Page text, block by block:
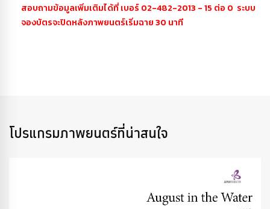
สอบถามข้อมูลเพิ่มเติมได้ที่ เบอร์ 02-482-2013 - 15 ต่อ 0 ระบบ
จองบัตรจะปิดหลังภาพยนตร์เริ่มฉาย 30 นาที
โปรแกรมภาพยนตร์ที่น่าสนใจ